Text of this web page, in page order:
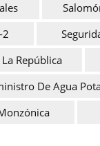
2
República
De Agua